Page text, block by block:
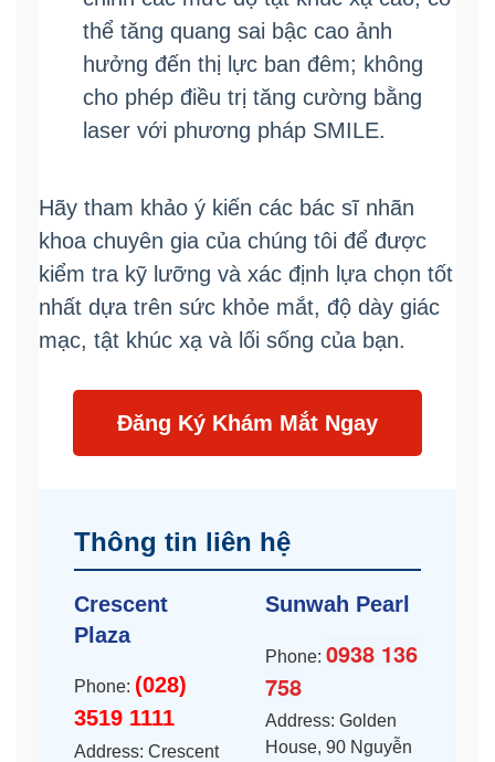
thể tăng quang sai bậc cao ảnh
hưởng đến thị lực ban đêm; không
cho phép điều trị tăng cường bằng
laser với phương pháp SMILE.
Hãy tham khảo ý kiến các bác sĩ nhãn
khoa chuyên gia của chúng tôi để được
kiểm tra kỹ lưỡng và xác định lựa chọn tốt
nhất dựa trên sức khỏe mắt, độ dày giác
mạc, tật khúc xạ và lối sống của bạn.
Đăng Ký Khám Mắt Ngay
Thông tin liên hệ
Crescent
Plaza
Phone: (028)
3519 1111
Address: Crescent
Sunwah Pearl
Phone: 0938 136
758
Address: Golden
House, 90 Nguyễn